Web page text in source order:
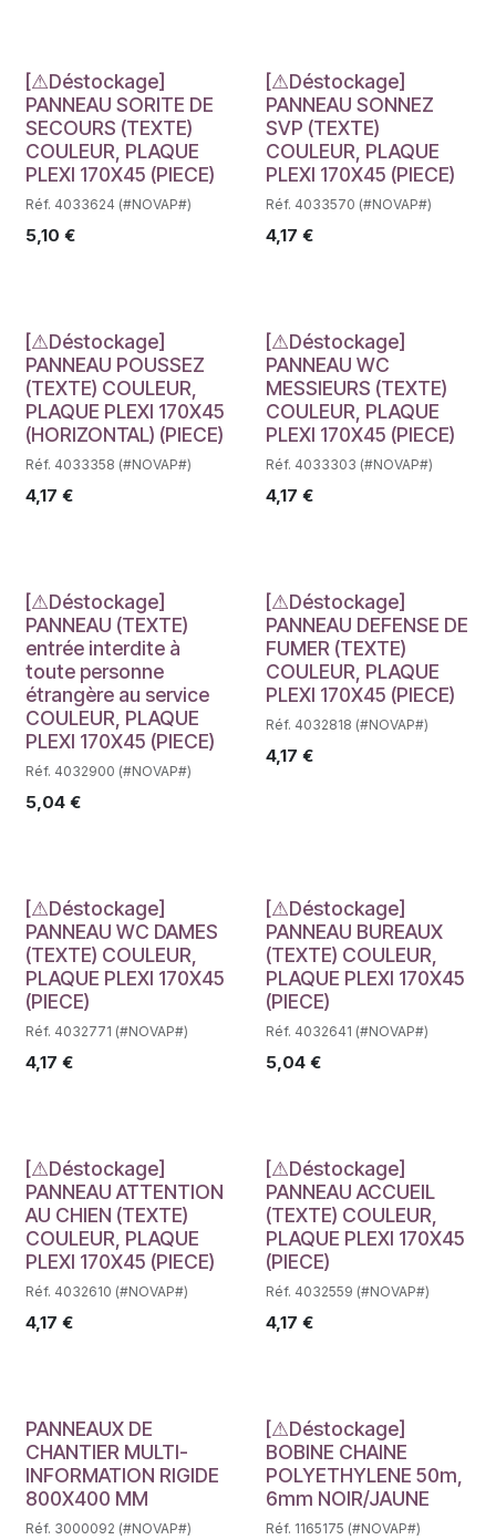
Déstockage
[⚠Déstockage]
PANNEAU SORITE DE
SECOURS (TEXTE)
COULEUR, PLAQUE
PLEXI 170X45 (PIECE)
Réf. 4033624 (#NOVAP#)
5,10 €
Déstockage
[⚠Déstockage]
PANNEAU SONNEZ
SVP (TEXTE)
COULEUR, PLAQUE
PLEXI 170X45 (PIECE)
Réf. 4033570 (#NOVAP#)
4,17 €
Déstockage
[⚠Déstockage]
PANNEAU POUSSEZ
(TEXTE) COULEUR,
PLAQUE PLEXI 170X45
(HORIZONTAL) (PIECE)
Réf. 4033358 (#NOVAP#)
4,17 €
Déstockage
[⚠Déstockage]
PANNEAU WC
MESSIEURS (TEXTE)
COULEUR, PLAQUE
PLEXI 170X45 (PIECE)
Réf. 4033303 (#NOVAP#)
4,17 €
Déstockage
[⚠Déstockage]
PANNEAU (TEXTE)
entrée interdite à
toute personne
étrangère au service
COULEUR, PLAQUE
PLEXI 170X45 (PIECE)
Réf. 4032900 (#NOVAP#)
5,04 €
Déstockage
[⚠Déstockage]
PANNEAU DEFENSE DE
FUMER (TEXTE)
COULEUR, PLAQUE
PLEXI 170X45 (PIECE)
Réf. 4032818 (#NOVAP#)
4,17 €
Déstockage
[⚠Déstockage]
PANNEAU WC DAMES
(TEXTE) COULEUR,
PLAQUE PLEXI 170X45
(PIECE)
Réf. 4032771 (#NOVAP#)
4,17 €
Déstockage
[⚠Déstockage]
PANNEAU BUREAUX
(TEXTE) COULEUR,
PLAQUE PLEXI 170X45
(PIECE)
Réf. 4032641 (#NOVAP#)
5,04€
Déstockage
[⚠Déstockage]
PANNEAU ATTENTION
AU CHIEN (TEXTE)
COULEUR, PLAQUE
PLEXI 170X45 (PIECE)
Réf. 4032610 (#NOVAP#)
4,17 €
Déstockage
[⚠Déstockage]
PANNEAU ACCUEIL
(TEXTE) COULEUR,
PLAQUE PLEXI 170X45
(PIECE)
Réf. 4032559 (#NOVAP#)
4,17 €
PANNEAUX DE
CHANTIER MULTI-
INFORMATION RIGIDE
800X400 MM
Réf. 3000092 (#NOVAP#)
Déstockage
[⚠Déstockage]
BOBINE CHAINE
POLYETHYLENE 50m,
6mm NOIR/JAUNE
Réf. 1165175 (#NOVAP#)